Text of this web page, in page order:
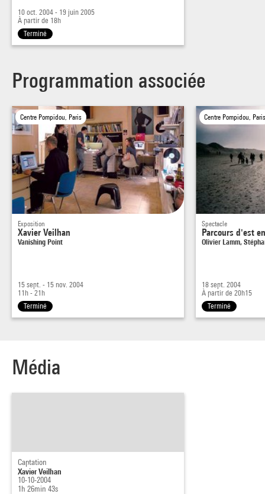
10 oct. 2004 - 19 juin 2005
À partir de 18h
Terminé
Programmation associée
Centre Pompidou, Paris
Exposition
Xavier Veilhan
Vanishing Point
15 sept. - 15 nov. 2004
11h - 21h
Terminé
Centre Pompidou,
Spectacle
Parcours d'est
Olivier Lamm,
18 sept. 2004
À partir de 20h15
Terminé
Média
Captation
Xavier Veilhan
10-10-2004
1h 26min 43s